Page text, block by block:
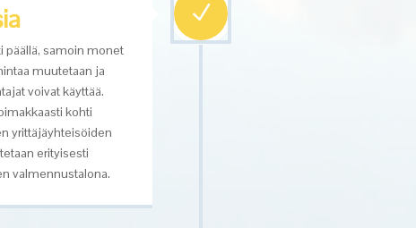
N
päällä, samoin monet
muutetaan ja
voivat käyttää.
kohti
yrittäjäyhteisöiden
erityisesti
valmennustalona.